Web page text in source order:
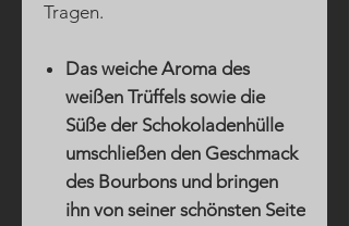
Tragen.
Das weiche Aroma des
weißen Trüffels sowie die
Süße der Schokoladenhülle
umschließen den Geschmack
des Bourbons und bringen
ihn von seiner schönsten Seite